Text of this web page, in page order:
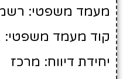
מעמד משפטי:
קוד מעמד משפטי: 1
יחידת דיווח: מרכז